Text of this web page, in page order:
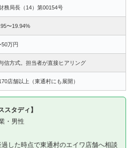
務局長（14）第00154号
〜19.94%
50万円
信方式。担当者が直接ヒアリング
店舗以上（東通村にも展開）
スタディ】
・男性
過した時点で東通村のエイワ店舗へ相談